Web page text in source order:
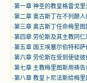
·第一章 神圣的教皇格雷戈里
·第二章 奥古斯丁在不列颠人
·第三章 奥古斯丁任命梅里图
·第四章 劳伦斯及其主教同仁
·第五章 国王埃塞尔伯特和萨
·第六章 劳伦斯在受到使徒彼
·第七章 主教梅里图斯用祷告
·第八章 教皇卜尼法斯给梅里